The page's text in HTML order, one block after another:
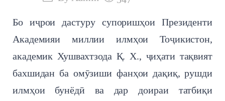
Бо иҷрои дастуру супоришҳои Президенти
Академияи миллии илмҳои Тоҷикистон,
академик Хушвахтзода Қ. Х., ҷиҳати тақвият
бахшидан ба омӯзиши фанҳои дақиқ, рушди
илмҳои бунёдӣ ва дар доираи татбиқи